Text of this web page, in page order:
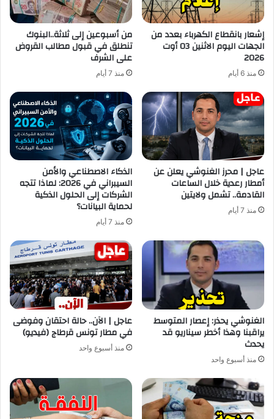
إشعار بانقطاع الكهرباء بعدد من
الجهات اليوم الاثنين 03 أوت
2026
منذ 6 أيام
من أسبوعين إلى ثلاثة..البنوك
تنطلق في قبول مطالب القروض
على الشرف
منذ 7 أيام
عاجل | محرز الغنوشي يعلن عن
أمطار رعدية خلال الساعات
القادمة.. تشمل ولايتين
منذ 7 أيام
الذكاء الاصطناعي والأمن
السيبراني في 2026: لماذا تتجه
الشركات إلى الحلول الذكية
لحماية البيانات؟
منذ 7 أيام
الغنوشي يحذر: إعصار المتوسط
يراقبنا وهذا أخطر سيناريو قد
يحدث
منذ أسبوع واحد
عاجل | الآن.. حالة احتقان وفوضى
في مطار تونس قرطاج (فيديو)
منذ أسبوع واحد